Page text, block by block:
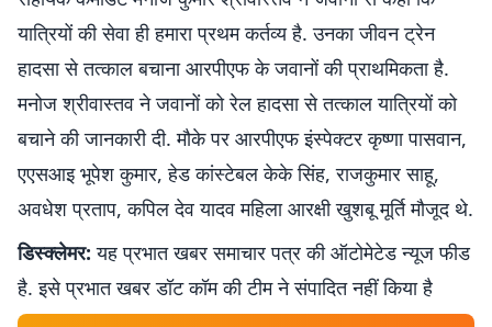
यात्रियों की सेवा ही हमारा प्रथम कर्तव्य है. उनका जीवन ट्रेन
हादसा से तत्काल बचाना आरपीएफ के जवानों की प्राथमिकता है.
मनोज श्रीवास्तव ने जवानों को रेल हादसा से तत्काल यात्रियों को
बचाने की जानकारी दी. मौके पर आरपीएफ इंस्पेक्टर कृष्णा पासवान,
एएसआइ भूपेश कुमार, हेड कांस्टेबल केके सिंह, राजकुमार साहू,
अवधेश प्रताप, कपिल देव यादव महिला आरक्षी खुशबू मूर्ति मौजूद थे.
डिस्क्लेमर: यह प्रभात खबर समाचार पत्र की ऑटोमेटेड न्यूज फीड
है. इसे प्रभात खबर डॉट कॉम की टीम ने संपादित नहीं किया है